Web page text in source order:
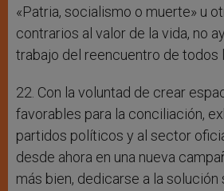
«Patria, socialismo o muerte» u
contrarios al valor de la vida, no
trabajo del reencuentro de todos
22. Con la voluntad de crear
favorables para la conciliación,
partidos políticos y al sector
desde ahora en una nueva
más bien, dedicarse a la solución